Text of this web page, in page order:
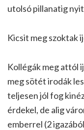
utolsó pillanatig
Kicsit meg szoktak
Kollégák meg attól
meg sötét irodák
teljesen jól fog
érdekel, de alig
emberrel (2